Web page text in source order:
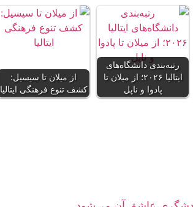
از میلان تا سیسیل:
کشف تنوع فرهنگی ایتالیا
رتبه‌بندی دانشگاه‌های
ایتالیا ۲۰۲۶؛ از میلان تا
پادوا و ناپل